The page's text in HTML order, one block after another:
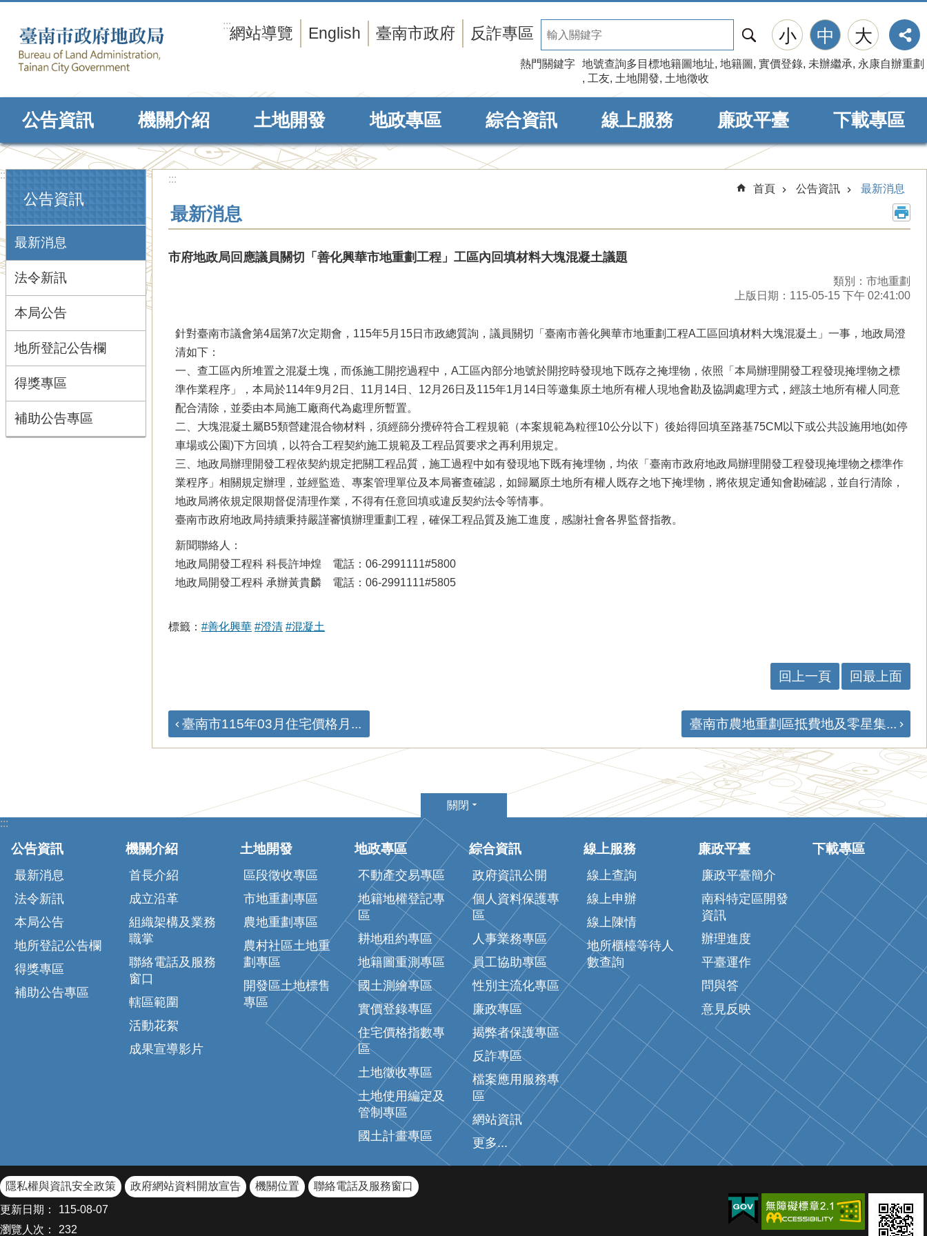
:::網站導覽 English 臺南市政府 反詐專區
尋
熱門關鍵字 地號查詢多目標地籍圖地址 地籍圖 實價登錄 未辦繼承 永康自辦重劃
工友 土地開發 土地徵收
小 中 大
公告資訊 機關介紹 土地開發 地政專區 綜合資訊 線上服務 廉政平臺 下載專區
:::
公告資訊
最新消息
法令新訊
本局公告
地所登記公告欄
得獎專區
補助公告專區
:::
首頁
公告資訊 最新消息
最新消息
市府地政局回應議員關切「善化興華市地重劃工程」工區內回填材料大塊混凝土議題
類別：市地重劃
上版日期：115-05-15 下午 02:41:00
針對臺南市議會第4屆第7次定期會，115年5月15日市政總質詢，議員關切「臺南市善化興華市地重劃工程A工區回填材料大塊混凝土」一事，地政局澄
清如下：
一、查工區內所堆置之混凝土塊，而係施工開挖過程中，A工區內部分地號於開挖時發現地下既存之掩埋物，依照「本局辦理開發工程發現掩埋物之標
準作業程序」，本局於114年9月2日、11月14日、12月26日及115年1月14日等邀集原土地所有權人現地會勘及協調處理方式，經該土地所有權人同意
配合清除，並委由本局施工廠商代為處理所暫置。
二、大塊混凝土屬B5類營建混合物材料，須經篩分攪碎符合工程規範（本案規範為粒徑10公分以下）後始得回填至路基75CM以下或公共設施用地(如停
車場或公園)下方回填，以符合工程契約施工規範及工程品質要求之再利用規定。
三、地政局辦理開發工程依契約規定把關工程品質，施工過程中如有發現地下既有掩埋物，均依「臺南市政府地政局辦理開發工程發現掩埋物之標準作
業程序」相關規定辦理，並經監造、專案管理單位及本局審查確認，如歸屬原土地所有權人既存之地下掩埋物，將依規定通知會勘確認，並自行清除，
地政局將依規定限期督促清理作業，不得有任意回填或違反契約法令等情事。
臺南市政府地政局持續秉持嚴謹審慎辦理重劃工程，確保工程品質及施工進度，感謝社會各界監督指教。
新聞聯絡人：
地政局開發工程科 科長許坤煌 電話：06-2991111#5800
地政局開發工程科 承辦黃貴麟 電話：06-2991111#5805
標籤： #善化興華 #澄清 #混凝土
回上一頁 回最上面
臺南市115年03月住宅價格月... 臺南市農地重劃區抵費地及零星集...
關閉
:::
公告資訊
最新消息
法令新訊
本局公告
地所登記公告欄
得獎專區
補助公告專區
機關介紹
首長介紹
成立沿革
組織架構及業務
職掌
聯絡電話及服務
窗口
轄區範圍
活動花絮
成果宣導影片
土地開發
區段徵收專區
市地重劃專區
農地重劃專區
農村社區土地重
劃專區
開發區土地標售
專區
地政專區
不動產交易專區
地籍地權登記專
區
耕地租約專區
地籍圖重測專區
國土測繪專區
實價登錄專區
住宅價格指數專
區
土地徵收專區
土地使用編定及
管制專區
國土計畫專區
綜合資訊
政府資訊公開
個人資料保護專
區
人事業務專區
員工協助專區
性別主流化專區
廉政專區
揭弊者保護專區
反詐專區
檔案應用服務專
區
網站資訊
更多...
線上服務
線上查詢
線上申辦
線上陳情
地所櫃檯等待人
數查詢
廉政平臺
廉政平臺簡介
南科特定區開發
資訊
辦理進度
平臺運作
問與答
意見反映
下載專區
隱私權與資訊安全政策 政府網站資料開放宣告 機關位置
聯絡電話及服務窗口
更新日期：
115-08-07
瀏覽人次：
232